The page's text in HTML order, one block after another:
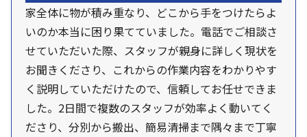
家全体に物が積み重なり、どこから手をつけたらよ
いのか本当に困り果てていました。電話でご相談さ
せていただいた際、スタッフが親身に詳しく現状を
お聞きくださり、これからの作業内容をわかりやす
く説明していただけたので、信頼してお任せできま
した。2日間で複数のスタッフが効率よく動いてく
ださり、分別から搬出、簡易清掃まで隅々まで丁寧